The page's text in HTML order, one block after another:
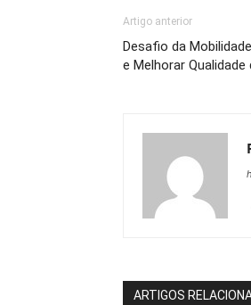
Artigo anterior
Desafio da
e Melhorar Qualidade
ARTIGOS